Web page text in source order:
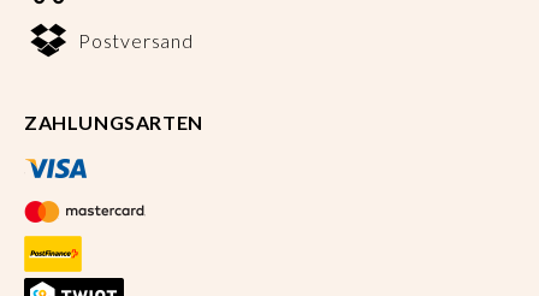
Postversand
ZAHLUNGSARTEN